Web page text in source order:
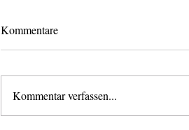
Kommentare
Kommentar verfassen...